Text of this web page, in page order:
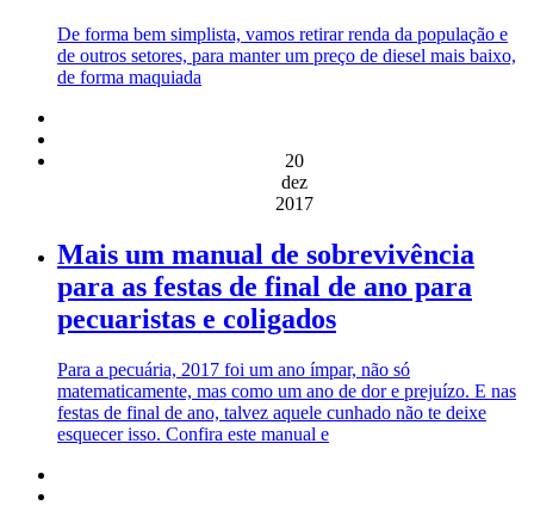
De forma bem simplista, vamos retirar renda da população e
de outros setores, para manter um preço de diesel mais baixo,
de forma maquiada
20
dez
2017
Mais um manual de sobrevivência
para as festas de final de ano para
pecuaristas e coligados
Para a pecuária, 2017 foi um ano ímpar, não só
matematicamente, mas como um ano de dor e prejuízo. E nas
festas de final de ano, talvez aquele cunhado não te deixe
esquecer isso. Confira este manual e